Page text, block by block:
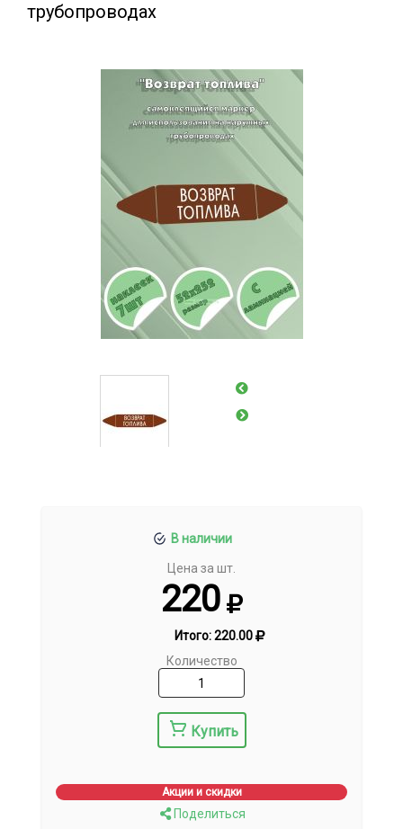
трубопроводах
В наличии
Цена за шт.
220
Итого:220.00
Количество
Купить
Акции и скидки
Поделиться